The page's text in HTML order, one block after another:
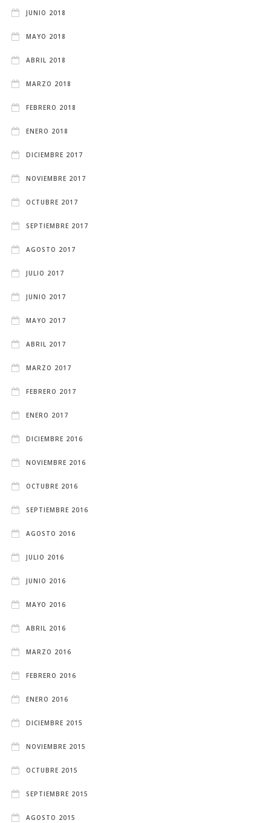
JUNIO 2018
MAYO 2018
ABRIL 2018
MARZO 2018
FEBRERO 2018
ENERO 2018
DICIEMBRE 2017
NOVIEMBRE 2017
OCTUBRE 2017
SEPTIEMBRE 2017
AGOSTO 2017
JULIO 2017
JUNIO 2017
MAYO 2017
ABRIL 2017
MARZO 2017
FEBRERO 2017
ENERO 2017
DICIEMBRE 2016
NOVIEMBRE 2016
OCTUBRE 2016
SEPTIEMBRE 2016
AGOSTO 2016
JULIO 2016
JUNIO 2016
MAYO 2016
ABRIL 2016
MARZO 2016
FEBRERO 2016
ENERO 2016
DICIEMBRE 2015
NOVIEMBRE 2015
OCTUBRE 2015
SEPTIEMBRE 2015
AGOSTO 2015